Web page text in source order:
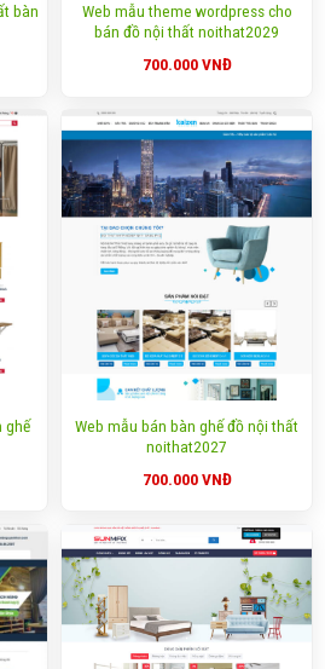
bàn
Web mẫu theme wordpress cho
bán đồ nội thất noithat2029
700.000VNĐ
ghế
Web mẫu bán bàn ghế đồ nội thất
noithat2027
700.000VNĐ